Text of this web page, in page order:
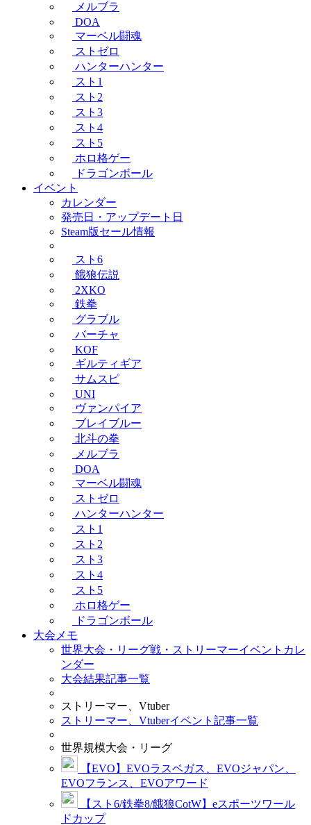
メルブラ
DOA
マーベル闘魂
ストゼロ
ハンターハンター
スト1
スト2
スト3
スト4
スト5
ホロ格ゲー
ドラゴンボール
イベント
カレンダー
発売日・アップデート日
Steam版セール情報
スト6
餓狼伝説
2XKO
鉄拳
グラブル
バーチャ
KOF
ギルティギア
サムスピ
UNI
ヴァンパイア
ブレイブルー
北斗の拳
メルブラ
DOA
マーベル闘魂
ストゼロ
ハンターハンター
スト1
スト2
スト3
スト4
スト5
ホロ格ゲー
ドラゴンボール
大会メモ
世界大会・リーグ戦・ストリーマーイベントカレ
ンダー
大会結果記事一覧
ストリーマー、Vtuber
ストリーマー、Vtuberイベント記事一覧
世界規模大会・リーグ
【EVO】EVOラスベガス、EVOジャパン、
EVOフランス、EVOアワード
【スト6/鉄拳8/餓狼CotW】eスポーツワール
ドカップ